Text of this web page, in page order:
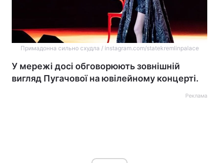
Примадонна сильно схудла / instagram.com/statekremlinpalace
У мережі досі обговорюють зовнішній
вигляд Пугачової на ювілейному концерті.
Реклама